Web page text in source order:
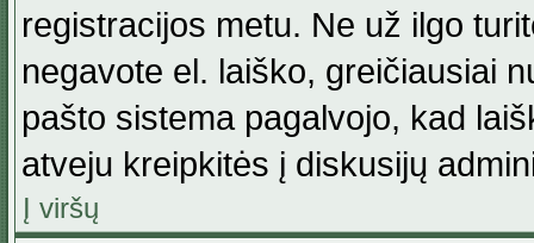
registracijos metu. Ne už ilgo
negavote el. laiško, greičiausiai
pašto sistema pagalvojo, kad
atveju kreipkitės į diskusijų
Į viršų